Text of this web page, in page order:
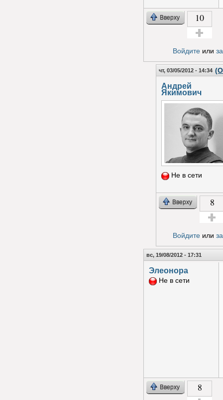
Вверху 10
Войдитеили
чт, 03/05/2012 - 14:34
Андрей
Якимович
Не в сети
Вверху 8
Войдитеили
вс, 19/08/2012 - 17:31
Элеонора
Не в сети
Вверху 8